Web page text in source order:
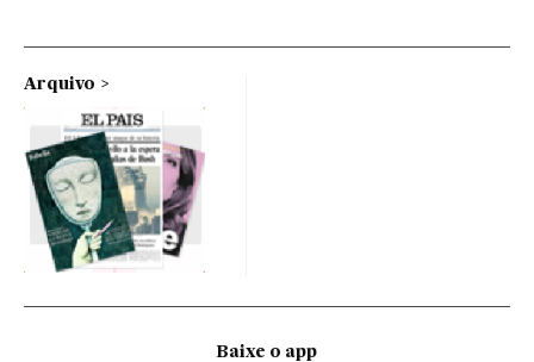
Arquivo
Baixe o app